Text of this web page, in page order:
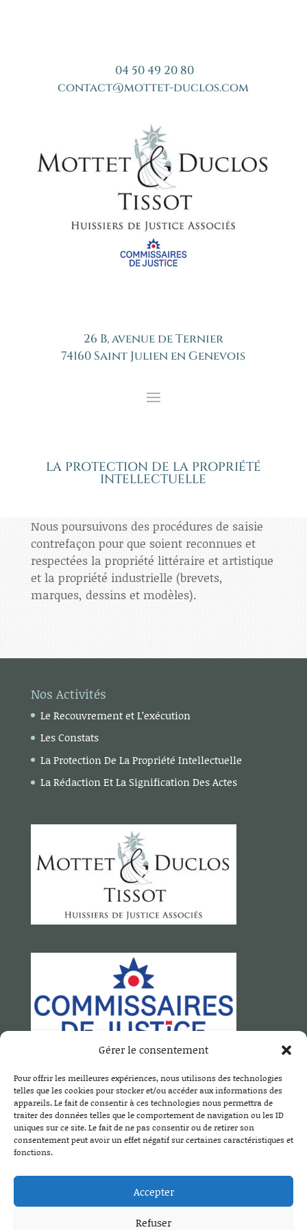
Gérer le consentement
Pour offrir les meilleures expériences, nous utilisons des technologies
telles que les cookies pour stocker et/ou accéder aux informations des
appareils. Le fait de consentir à ces technologies nous permettra de
traiter des données telles que le comportement de navigation ou les ID
uniques sur ce site. Le fait de ne pas consentir ou de retirer son
consentement peut avoir un effet négatif sur certaines caractéristiques et
fonctions.
Accepter
Refuser
04 50 49 20 80
contact@mottet-duclos.com
26 B, avenue de Ternier
74160 Saint Julien en Genevois
LA PROTECTION DE LA PROPRIÉTÉ
INTELLECTUELLE
Nous poursuivons des procédures de saisie
contrefaçon pour que soient reconnues et
respectées la propriété littéraire et artistique
et la propriété industrielle (brevets,
marques, dessins et modèles).
Nos Activités
Le Recouvrement et L’exécution
Les Constats
La Protection De La Propriété Intellectuelle
La Rédaction Et La Signification Des Actes
SCP MOTTET DUCLOS TISSOT
26 B, avenue de Ternier
74160 Saint Julien en Genevois
Tél. :04 50 49 20 80